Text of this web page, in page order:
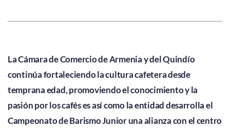
La Cámara de Comercio de Armenia y del Quindío
continúa fortaleciendo la cultura cafetera desde
temprana edad, promoviendo el conocimiento y la
pasión por los cafés es así como la entidad desarrolla el
Campeonato de Barismo Junior una alianza con el centro